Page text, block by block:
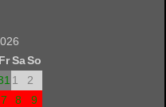
Fr SaSo
1
2
7 8
9